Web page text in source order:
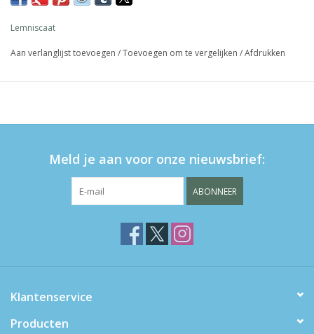
te lezen.
auteur: Rachel Williams
2+
Lemniscaat
Aan verlanglijst toevoegen /Toevoegen om te vergelijken /Afdrukken
Meld je aan voor onze nieuwsbrief:
ABONNEER
Klantenservice
Producten